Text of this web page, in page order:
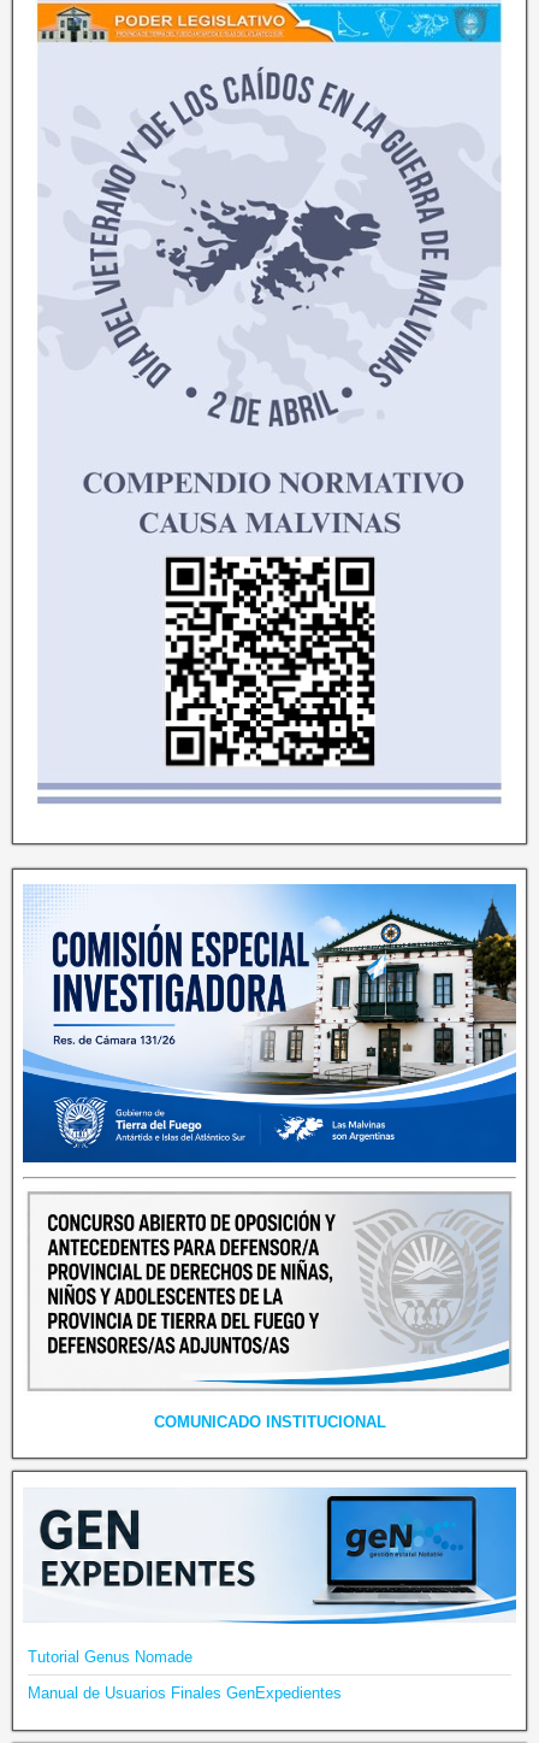
COMUNICADO INSTITUCIONAL
Tutorial Genus Nomade
Manual de Usuarios Finales GenExpedientes